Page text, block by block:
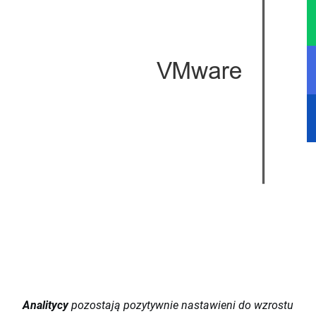
Analitycypozostają pozytywnie nastawieni do wzrostu